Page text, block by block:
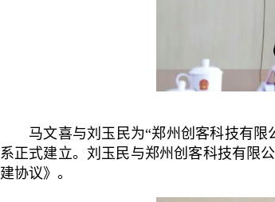
马文喜与刘玉民为“郑州创客科技有限
系正式建立。刘玉民与郑州创客科技有限
建协议》。